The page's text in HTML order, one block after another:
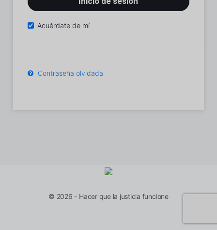
Acuérdate de mí
Contraseña olvidada
© 2026 - Hacer que la justicia funcione